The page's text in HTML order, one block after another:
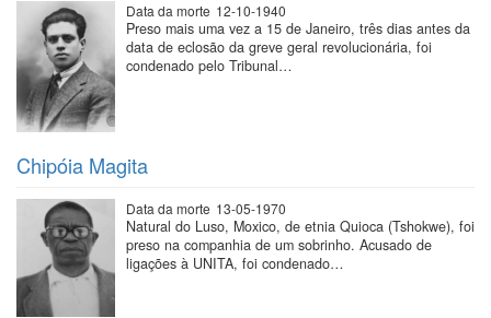
Data da morte 12-10-1940
Preso mais uma vez a 15 de Janeiro, três dias antes da
data de eclosão da greve geral revolucionária, foi
condenado pelo Tribunal…
Chipóia Magita
Data da morte 13-05-1970
Natural do Luso, Moxico, de etnia Quioca (Tshokwe), foi
preso na companhia de um sobrinho. Acusado de
ligações à UNITA, foi condenado…